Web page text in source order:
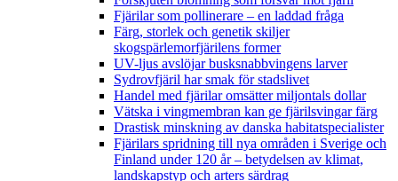
Fjärilar som pollinerare – en laddad fråga
Färg, storlek och genetik skiljer
skogspärlemorfjärilens former
UV-ljus avslöjar busksnabbvingens larver
Sydrovfjäril har smak för stadslivet
Handel med fjärilar omsätter miljontals dollar
Vätska i vingmembran kan ge fjärilsvingar färg
Drastisk minskning av danska habitatspecialister
Fjärilars spridning till nya områden i Sverige och
Finland under 120 år– betydelsen av klimat,
landskapstyp och arters särdrag